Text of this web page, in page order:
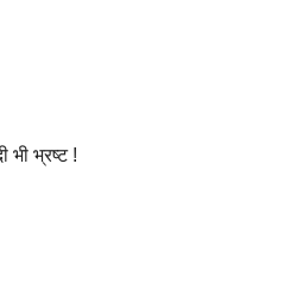
भी भ्रष्ट!